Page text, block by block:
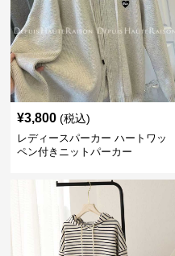
¥3,800 (税込)
レディースパーカー ハートワッ
ペン付きニットパーカー